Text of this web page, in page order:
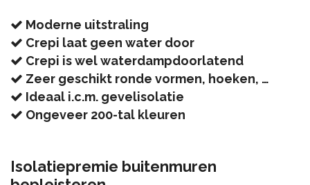
Moderne uitstraling
Crepi laat geen water door
Crepi is wel waterdampdoorlatend
Zeer geschikt ronde vormen, hoeken, …
Ideaal i.c.m. gevelisolatie
Ongeveer 200-tal kleuren
Isolatiepremie buitenmuren